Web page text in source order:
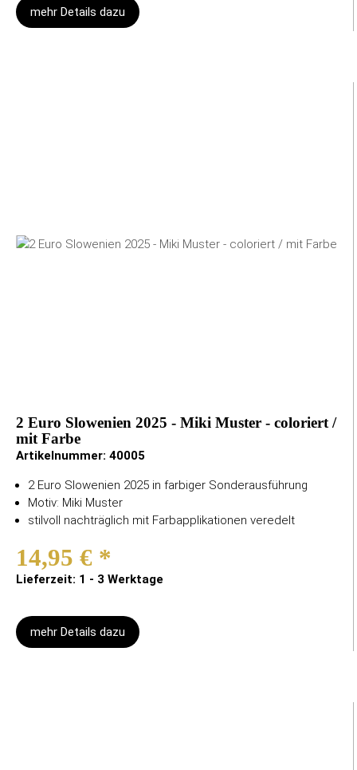
mehr Details dazu
2 Euro Slowenien 2025 - Miki Muster - coloriert /
mit Farbe
Artikelnummer: 40005
2 Euro Slowenien 2025 in farbiger Sonderausführung
Motiv: Miki Muster
stilvoll nachträglich mit Farbapplikationen veredelt
14,95 € *
Lieferzeit: 1 - 3 Werktage
mehr Details dazu